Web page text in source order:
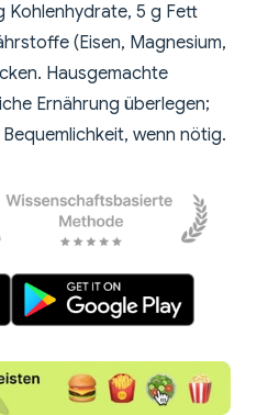
Kohlenhydrate, 5 g Fett
(Eisen, Magnesium,
Hausgemachte
Ernährung überlegen;
wenn nötig.